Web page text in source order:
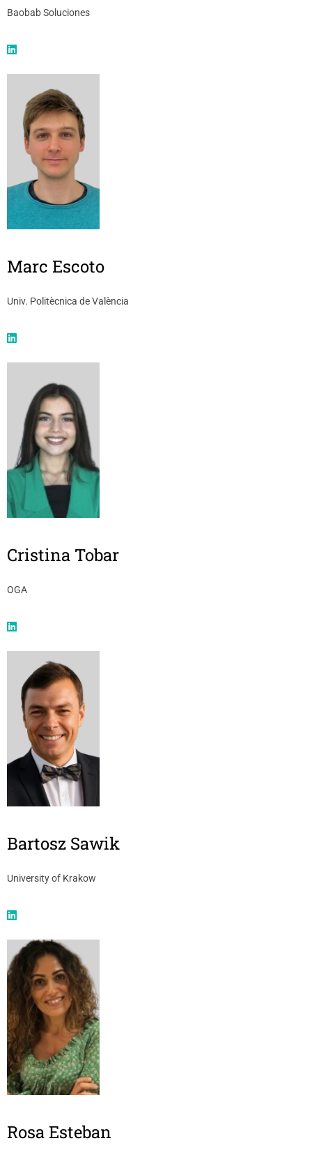
Baobab Soluciones
Marc Escoto
Univ. Politècnica de València
Cristina Tobar
OGA
Bartosz Sawik
University of Krakow
Rosa Esteban